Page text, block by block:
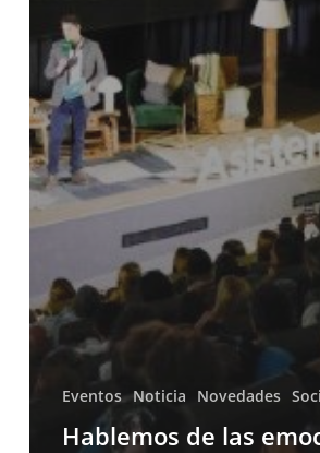
Eventos Noticia Novedades
Hablemos de las